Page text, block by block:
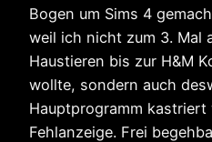
Bogen um Sims 4
weil ich nicht zum 3. Mal
Haustieren bis zur H&M
wollte, sondern auch
Hauptprogramm kastriert
Fehlanzeige. Frei